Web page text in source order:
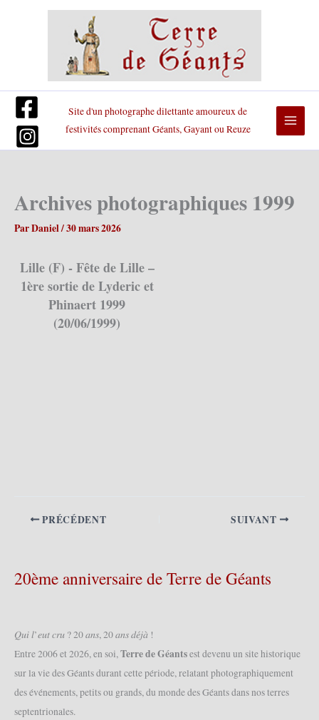
Site d'un photographe dilettante amoureux de
festivités comprenant Géants, Gayant ou Reuze
Archives photographiques 1999
ParDaniel/30 mars 2026
Lille (F) - Fête de Lille –
1ère sortie de Lyderic et
Phinaert 1999
(20/06/1999)
PRÉCÉDENT SUIVANT
20ème anniversaire de Terre de Géants
𝑄𝑢𝑖 𝑙’𝑒𝑢𝑡 𝑐𝑟𝑢 ? 20 𝑎𝑛𝑠, 20 𝑎𝑛𝑠 𝑑𝑒́𝑗𝑎̀ !
Entre 2006 et 2026, en soi,Terre de Géantsest devenu un site historique
sur la vie des Géants durant cette période, relatant photographiquement
des événements, petits ou grands, du monde des Géants dans nos terres
septentrionales.